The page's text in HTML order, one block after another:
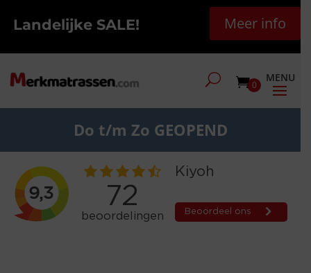
Landelijke SALE! Meer info
0
Do t/m Zo GEOPEND